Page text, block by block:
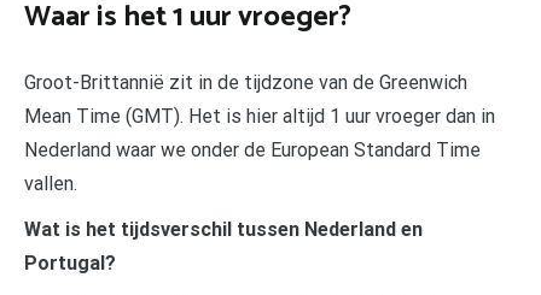
Waar is het 1 uur vroeger?
Groot-Brittannië zit in de tijdzone van de Greenwich
Mean Time (GMT). Het is hier altijd 1 uur vroeger dan in
Nederland waar we onder de European Standard Time
vallen.
Wat is het tijdsverschil tussen Nederland en
Portugal?